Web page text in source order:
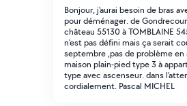
Bonjour, j'aurai besoin de bras
pour déménager. de
château 55130 à TOMBLAINE
n'est pas défini mais ça serait
septembre ,pas de problème en
maison plain-pied type 3 à
type avec ascenseur. dans
cordialement. Pascal MICHEL